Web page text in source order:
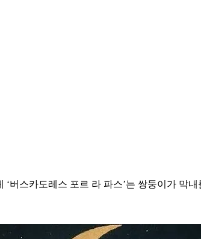
‘버스카도레스 포르 라 파스’는 쌍둥이가 막